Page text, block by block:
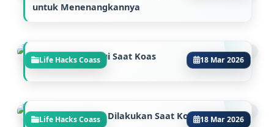
untuk Menenangkannya
Life Hacks Coass 18 Mar 2026
Stase yang Dilalui Saat Koas
Life Hacks Coass 18 Mar 2026
Apa Aja Sih yang Dilakukan Saat Koas?